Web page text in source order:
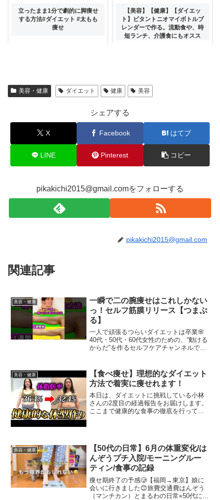
ウォニョンが細い理由… #ダイ
エット
立ったまま1分で劇的に脚痩せ
する方法#ダイエット #太もも
痩せ
【美容】【健康】【ダイエッ
ト】ビタントニオマイボトルブ
レンダーで作る。流動食や、時
短ランチ、介護食にもオスス
美容・健康 ダイエット 健康 美容
シェアする
X Facebook はてブ
LINE Pinterest コピー
pikakichi2015@gmail.comをフォローする
pikakichi2015@gmail.com
関連記事
美容・健康
一瞬で二の腕痩せはこれしかない
っ！セルフ筋膜リリース【つまぷ
る】
一人で頑張るつらいダイエットは卒業🌸
40代・50代・60代女性のための、“動ける
からだ”を作るセルフケアチャンネルです
レーナーのみっこが、独自メソッド「つ
まぷる」や...
美容・健康
【食べ痩せ】理想的なダイエット
方法で着実に痩せれます！
本日は、ダイエットに挑戦している小林
さんの2度目の経過報告をお届けします。
ここまで健康的な食事の徹底を行ってい
Change/me公式LINE...
美容・健康
【50代の日常】6月の体重変化/は
んぞうプチ入院/モーニングルー
ティン/食事の記録
痩せ期終了の予感🥲【福岡→東京】娘に
会いに行きました😊旅費交通費はんぞう
（マンチカン）とまるわの日常⭐︎50代にな